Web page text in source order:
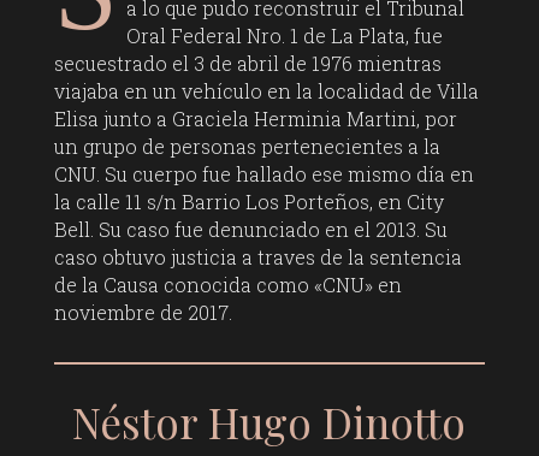
a lo que pudo reconstruir el Tribunal
Oral Federal Nro. 1 de La Plata, fue
secuestrado el 3 de abril de 1976 mientras
viajaba en un vehículo en la localidad de Villa
Elisa junto a Graciela Herminia Martini, por
un grupo de personas pertenecientes a la
CNU. Su cuerpo fue hallado ese mismo día en
la calle 11 s/n Barrio Los Porteños, en City
Bell. Su caso fue denunciado en el 2013. Su
caso obtuvo justicia a traves de la sentencia
de la Causa conocida como «CNU» en
noviembre de 2017.
Néstor Hugo Dinotto